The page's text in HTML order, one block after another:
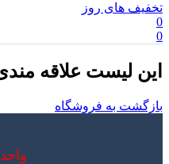
تخفیف های روز
0
0
این لیست علاقه
بازگشت به فروشگاه